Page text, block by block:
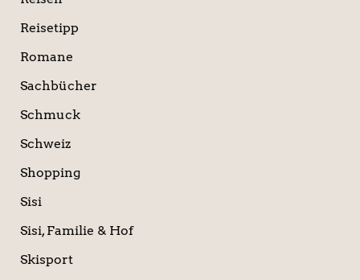
Reisetipp
Romane
Sachbücher
Schmuck
Schweiz
Shopping
Sisi
Sisi, Familie & Hof
Skisport